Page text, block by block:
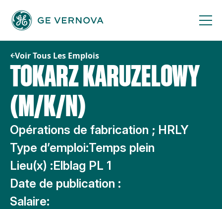
contenu
Voir Tous Les Emplois
TOKARZ KARUZELOWY
(M/K/N)
Opérations de fabrication ; HRLY
Type d’emploi:Temps plein
Lieu(x) :Elblag PL 1
Date de publication :
Salaire: